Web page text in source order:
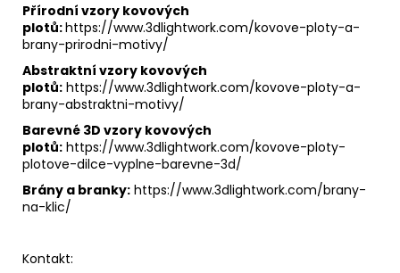
Přírodní vzory kovových
plotů:https://www.3dlightwork.com/kovove-ploty-a-
brany-prirodni-motivy/
Abstraktní vzory kovových
plotů: https://www.3dlightwork.com/kovove-ploty-a-
brany-abstraktni-motivy/
Barevné 3D vzory kovových
plotů: https://www.3dlightwork.com/kovove-ploty-
plotove-dilce-vyplne-barevne-3d/
Brány a branky: https://www.3dlightwork.com/brany-
na-klic/
Kontakt: